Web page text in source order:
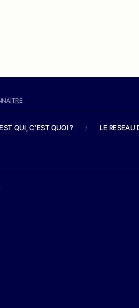
QUI, C'EST QUOI ? / LE